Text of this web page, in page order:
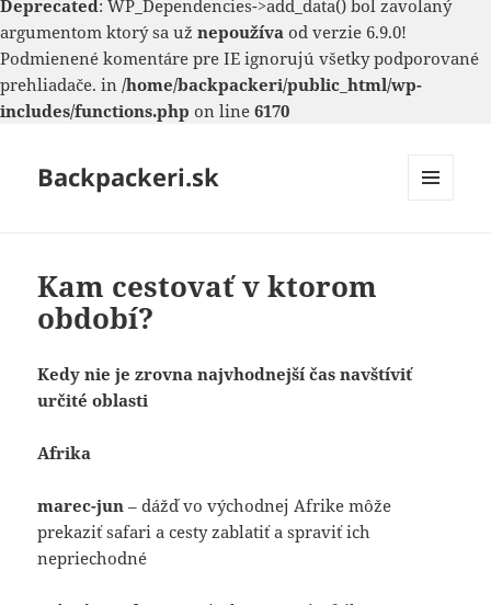
Deprecated: WP_Dependencies->add_data() bol zavolaný
argumentom ktorý sa už nepoužíva od verzie 6.9.0!
Podmienené komentáre pre IE ignorujú všetky podporované
prehliadače. in /home/backpackeri/public_html/wp-
includes/functions.php on line 6170
Backpackeri.sk
Kam cestovať v ktorom
období?
Kedy nie je zrovna najvhodnejší čas navštíviť
určité oblasti
Afrika
marec-jun – dážď vo východnej Afrike môže
prekaziť safari a cesty zablatiť a spraviť ich
nepriechodné